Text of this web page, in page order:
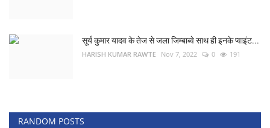
सूर्य कुमार यादव के तेज से जला जिम्बाब्वे साथ ही इनके प्वाइंट...
HARISH KUMAR RAWTE Nov 7, 2022 0 191
RANDOM POSTS